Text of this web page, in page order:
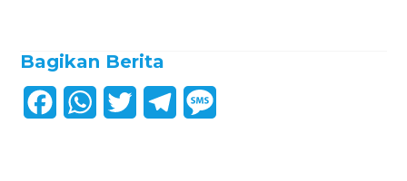
Bagikan Berita
W
T